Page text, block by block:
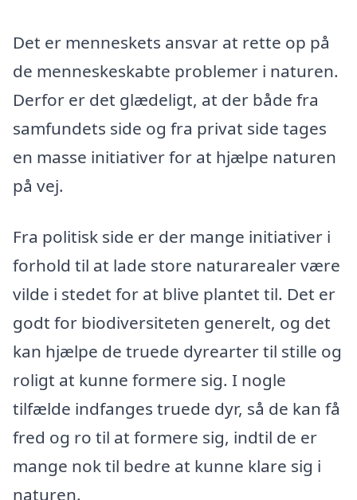
Det er menneskets ansvar at rette op på
de menneskeskabte problemer i naturen.
Derfor er det glædeligt, at der både fra
samfundets side og fra privat side tages
en masse initiativer for at hjælpe naturen
på vej.
Fra politisk side er der mange initiativer i
forhold til at lade store naturarealer være
vilde i stedet for at blive plantet til. Det er
godt for biodiversiteten generelt, og det
kan hjælpe de truede dyrearter til stille og
roligt at kunne formere sig. I nogle
tilfælde indfanges truede dyr, så de kan få
fred og ro til at formere sig, indtil de er
mange nok til bedre at kunne klare sig i
naturen.